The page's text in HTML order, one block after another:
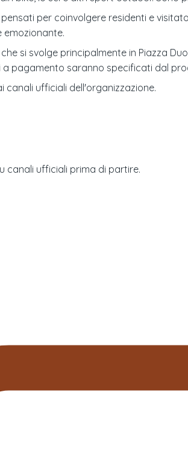
per coinvolgere residenti e
emozionante.
si svolge principalmente in Piazza
a pagamento saranno specificati dal
canali ufficiali dell'organizzazione.
canali ufficiali prima di partire.